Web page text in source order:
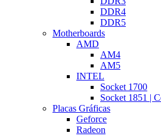
DDR4
DDR5
Motherboards
AMD
AM4
AM5
INTEL
Socket 1700
Socket 1851 |
Placas Gráficas
Geforce
Radeon